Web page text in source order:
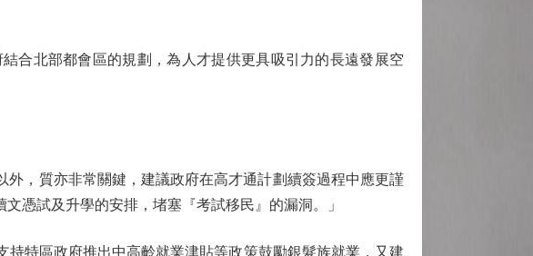
北部都會區的規劃，為人才提供更具吸引力的長遠發展空
，質亦非常關鍵，建議政府在高才通計劃續簽過程中應更謹
憑試及升學的安排，堵塞『考試移民』的漏洞。」
特區政府推出中高齡就業津貼等政策鼓勵銀髮族就業，又建